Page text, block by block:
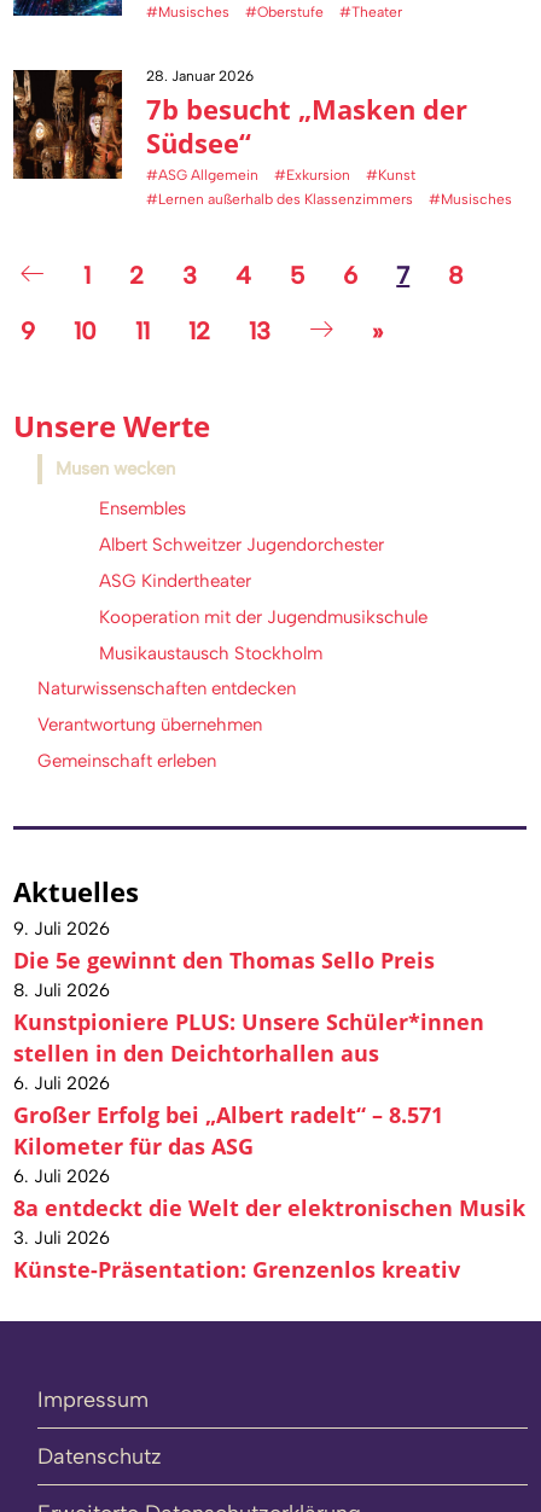
#Musisches #Oberstufe #Theater
28. Januar 2026
7b besucht „Masken der
Südsee“
#ASG Allgemein #Exkursion
#Kunst
#Lernen außerhalb des Klassenzimmers
#Musisches
1 2 3 4 5 6 7
8
9
10 11 12 13 »
Unsere Werte
Musen wecken
Ensembles
Albert Schweitzer Jugendorchester
ASG Kindertheater
Kooperation mit der Jugendmusikschule
Musikaustausch Stockholm
Naturwissenschaften entdecken
Verantwortung übernehmen
Gemeinschaft erleben
Aktuelles
9. Juli 2026
Die 5e gewinnt den Thomas Sello Preis
8. Juli 2026
Kunstpioniere PLUS: Unsere Schüler*innen
stellen in den Deichtorhallen aus
6. Juli 2026
Großer Erfolg bei „Albert radelt“ – 8.571
Kilometer für das ASG
6. Juli 2026
8a entdeckt die Welt der elektronischen Musik
3. Juli 2026
Künste-Präsentation: Grenzenlos kreativ
Impressum
Datenschutz